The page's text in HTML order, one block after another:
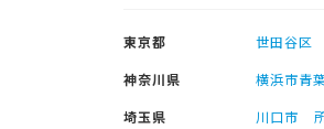
東京都 世田谷区
神奈川県
横浜市青
埼玉県
川口市